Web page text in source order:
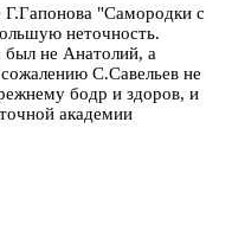
Г.Гапонова "Самородки с
неточность.
не Анатолий, а
С.Савельев не
бодр и здоров, и
академии